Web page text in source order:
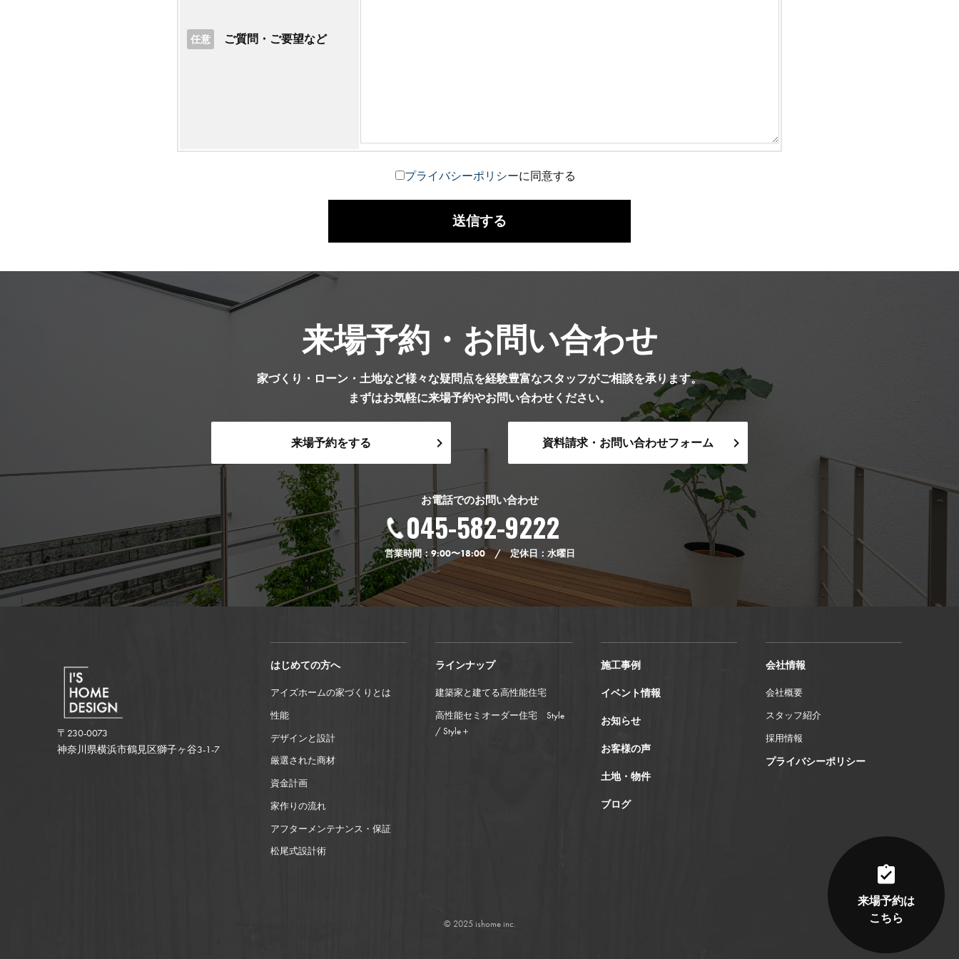
来場予約は
こちら
任意 ご質問・ご要望など
プライバシーポリシーに同意する
来場予約・お問い合わせ
家づくり・ローン・土地など様々な疑問点を経験豊富なスタッフがご相談を承ります。
まずはお気軽に来場予約やお問い合わせください。
来場予約をする 資料請求・お問い合わせフォーム
お電話でのお問い合わせ
045-582-9222
営業時間：9:00〜18:00 / 定休日：水曜日
〒230-0073
神奈川県横浜市鶴見区獅子ヶ谷3-1-7
はじめての方へ
アイズホームの家づくりとは
性能
デザインと設計
厳選された商材
資金計画
家作りの流れ
アフターメンテナンス・保証
松尾式設計術
ラインナップ
建築家と建てる高性能住宅
高性能セミオーダー住宅 Style
/ Style＋
施工事例
イベント情報
お知らせ
お客様の声
土地・物件
ブログ
会社情報
会社概要
スタッフ紹介
採用情報
プライバシーポリシー
© 2025 ishome inc.